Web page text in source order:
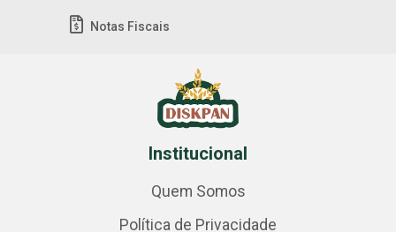
Notas Fiscais
Institucional
Quem Somos
Política de Privacidade